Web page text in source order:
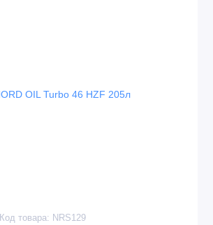
Код товара: NRS129